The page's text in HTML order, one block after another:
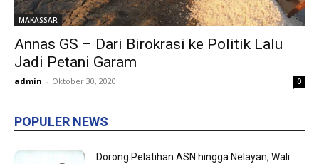
MAKASSAR
Annas GS – Dari Birokrasi ke Politik Lalu
Jadi Petani Garam
admin - Oktober 30, 2020 0
POPULER NEWS
Dorong Pelatihan ASN hingga Nelayan, Wali